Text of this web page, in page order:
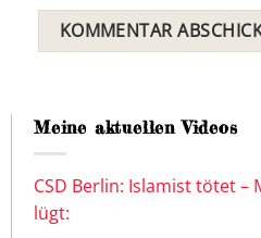
Meine aktuellen Videos
CSD Berlin: Islamist tötet –
lügt: